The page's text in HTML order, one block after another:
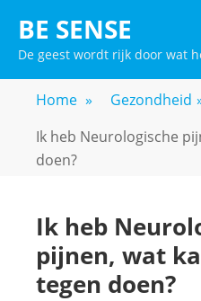
content
BE SENSE
De geest wordt rijk door wat
Home » Gezondheid
Ik heb Neurologische
doen?
Ik heb
pijnen, wat
tegen doen?